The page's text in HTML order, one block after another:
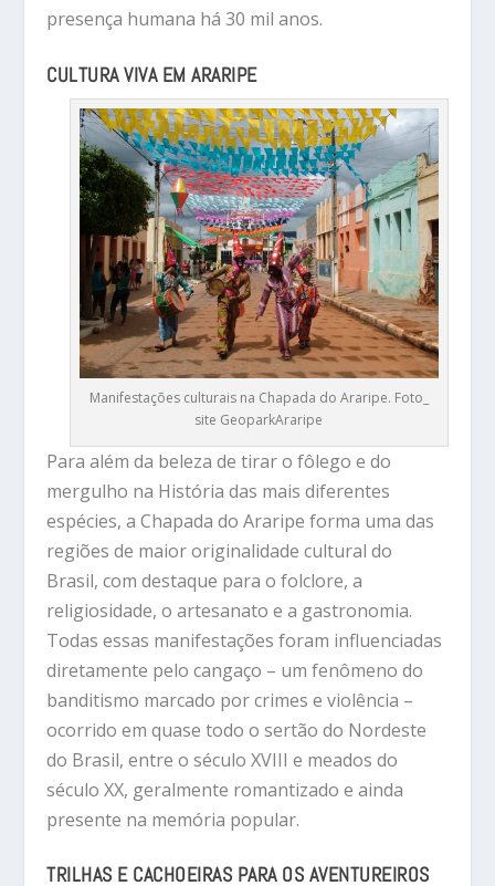
presença humana há 30 mil anos.
CULTURA VIVA EM ARARIPE
Manifestações culturais na Chapada do Araripe. Foto_
site GeoparkAraripe
Para além da beleza de tirar o fôlego e do
mergulho na História das mais diferentes
espécies, a Chapada do Araripe forma uma das
regiões de maior originalidade cultural do
Brasil, com destaque para o folclore, a
religiosidade, o artesanato e a gastronomia.
Todas essas manifestações foram influenciadas
diretamente pelo cangaço – um fenômeno do
banditismo marcado por crimes e violência –
ocorrido em quase todo o sertão do Nordeste
do Brasil, entre o século XVIII e meados do
século XX, geralmente romantizado e ainda
presente na memória popular.
TRILHAS E CACHOEIRAS PARA OS AVENTUREIROS